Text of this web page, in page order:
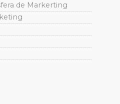
de Markerting